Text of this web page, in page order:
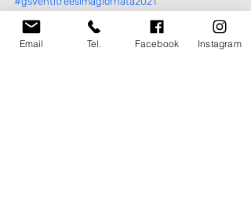
PRIMA SQUADRA
Email Tel. Facebook Instagram